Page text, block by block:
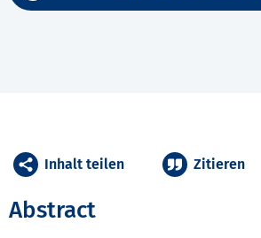
Abstract
Inhalt teilen Zitieren